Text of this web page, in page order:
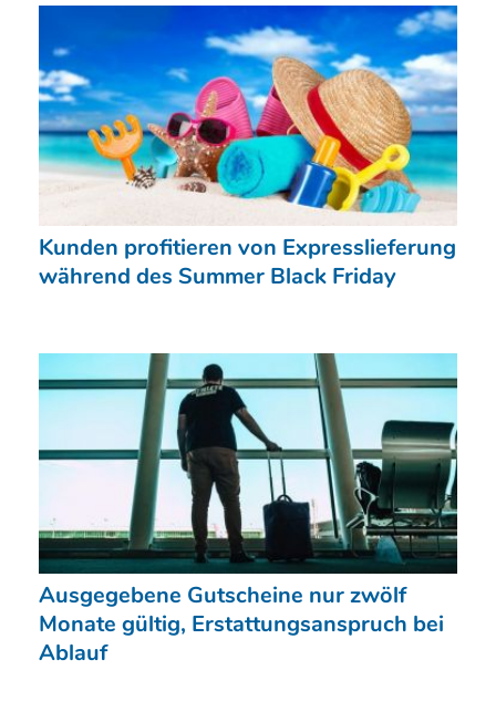
Kunden profitieren von Expresslieferung
während des Summer Black Friday
Ausgegebene Gutscheine nur zwölf
Monate gültig, Erstattungsanspruch bei
Ablauf